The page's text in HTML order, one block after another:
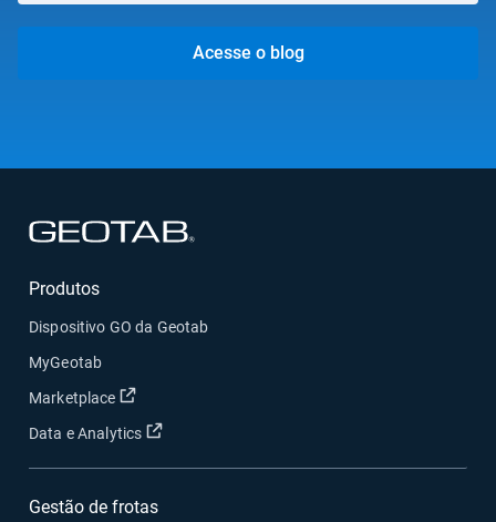
Acesse o blog
Produtos
Dispositivo GO da Geotab
MyGeotab
Marketplace
Abrir em uma nova janela
Data e Analytics Abrir em uma nova janela
Gestão de frotas